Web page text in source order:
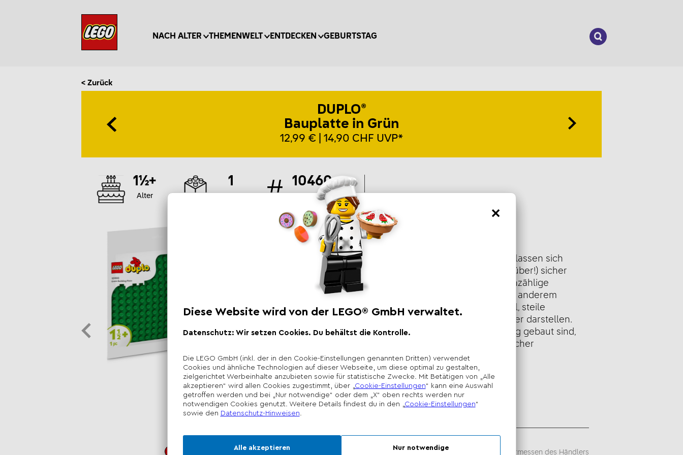
NACH ALTER THEMENWELT ENTDECKEN GEBURTSTAG
Suchen
< Zurück
DUPLO®
Bauplatte in Grün
12,99 € | 14,90 CHF UVP*
1½+
Alter
1 10460
Artikel
Produktbeschreibung
Auf dieser grünen 16x16 Bauplatte lassen sich
Steine in jedem Winkel (sogar kopfüber!) sicher
feststecken. Die Bauplatte bietet unzählige
Spielmöglichkeiten und kann unter anderem
Rasenflächen, exotische Dschungel, steile
Berghänge oder coole grüne Flieger darstellen.
Wenn die tollen Modelle dann fertig gebaut sind,
lassen sie sich auf der Bauplatte sicher
transportieren und ausstellen.
Die Preisgestaltung liegt im alleinigen Ermessen des Händlers